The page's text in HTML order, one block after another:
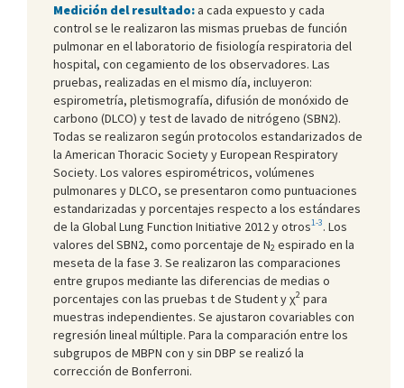
Medición del resultado:a cada expuesto y cada
control se le realizaron las mismas pruebas de función
pulmonar en el laboratorio de fisiología respiratoria del
hospital, con cegamiento de los observadores. Las
pruebas, realizadas en el mismo día, incluyeron:
espirometría, pletismografía, difusión de monóxido de
carbono (DLCO) y test de lavado de nitrógeno (SBN2).
Todas se realizaron según protocolos estandarizados de
la American Thoracic Society y European Respiratory
Society. Los valores espirométricos, volúmenes
pulmonares y DLCO, se presentaron como puntuaciones
estandarizadas y porcentajes respecto a los estándares
de la Global Lung Function Initiative 2012 y otros1-3. Los
valores del SBN2, como porcentaje de N2 espirado en la
meseta de la fase 3. Se realizaron las comparaciones
entre grupos mediante las diferencias de medias o
porcentajes con las pruebas t de Student y χ2 para
muestras independientes. Se ajustaron covariables con
regresión lineal múltiple. Para la comparación entre los
subgrupos de MBPN con y sin DBP se realizó la
corrección de Bonferroni.